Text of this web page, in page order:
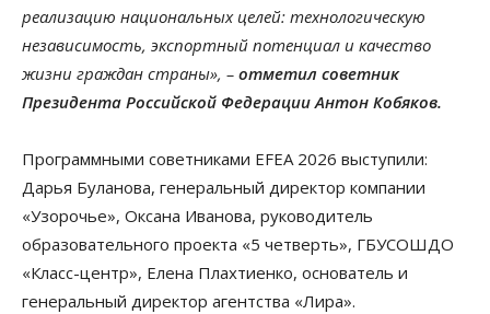
реализацию национальных целей: технологическую
независимость, экспортный потенциал и качество
жизни граждан страны», – отметил советник
Президента Российской Федерации Антон Кобяков.
Программными советниками EFEA 2026 выступили:
Дарья Буланова, генеральный директор компании
«Узорочье», Оксана Иванова, руководитель
образовательного проекта «5 четверть», ГБУСОШДО
«Класс-центр», Елена Плахтиенко, основатель и
генеральный директор агентства «Лира».